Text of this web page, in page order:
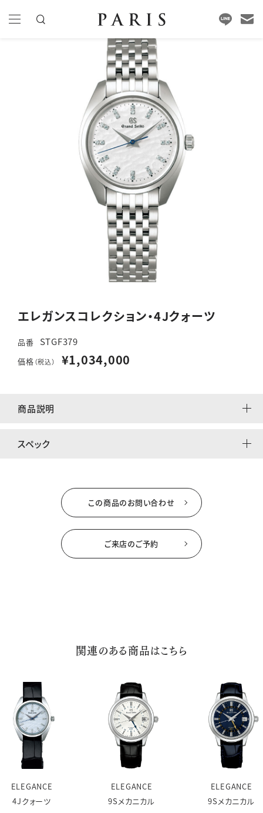
エレガンスコレクション・4Jクォーツ
品番 STGF379
価格（税込） ¥1,034,000
商品説明
スペック
この商品のお問い合わせ
ご来店のご予約
関連のある商品はこちら
ELEGANCE
4Jクォーツ
ELEGANCE
9Sメカニカル
ELEGANCE
9Sメカニカル